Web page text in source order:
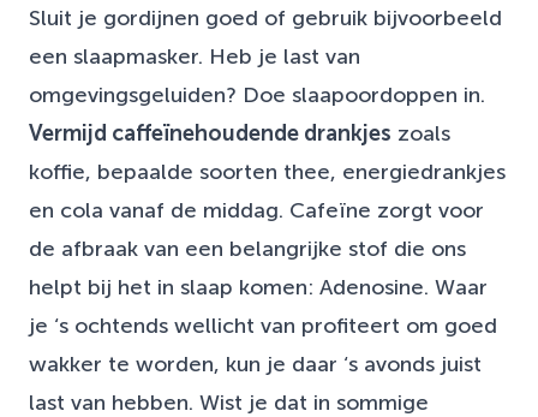
Sluit je gordijnen goed of gebruik bijvoorbeeld
een slaapmasker. Heb je last van
omgevingsgeluiden? Doe slaapoordoppen in.
Vermijd caffeïnehoudende drankjes zoals
koffie, bepaalde soorten thee, energiedrankjes
en cola vanaf de middag. Cafeïne zorgt voor
de afbraak van een belangrijke stof die ons
helpt bij het in slaap komen: Adenosine. Waar
je ‘s ochtends wellicht van profiteert om goed
wakker te worden, kun je daar ‘s avonds juist
last van hebben. Wist je dat in sommige